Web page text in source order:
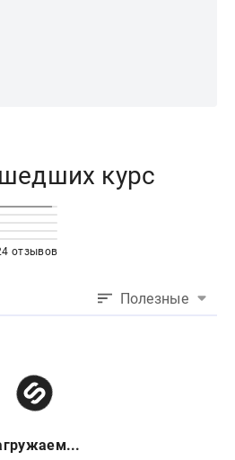
курс
отзывов
Полезные